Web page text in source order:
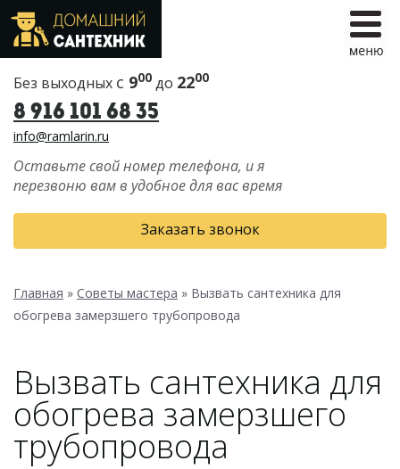
Без выходных с 900 до 2200
8 916 101 68 35
info@ramlarin.ru
Оставьте свой номер телефона, и я
перезвоню вам в удобное для вас время
Заказать звонок
Главная » Советы мастера » Вызвать сантехника для
обогрева замерзшего трубопровода
Вызвать сантехника для
обогрева замерзшего
трубопровода